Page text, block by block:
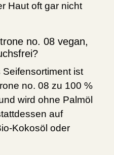
Haut oft gar nicht
no. 08 vegan,
ist
no. 08 zu 100 %
wird ohne Palmöl
auf
Kokosöl oder